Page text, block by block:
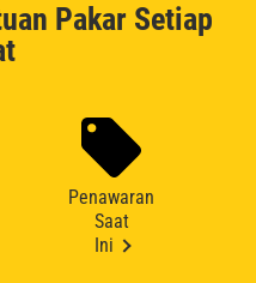
Pakar Setiap
Penawaran
Saat
Ini